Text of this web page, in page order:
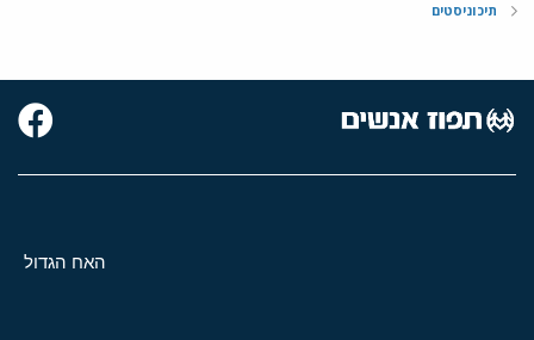
תיכוניסטים
האח הגדול